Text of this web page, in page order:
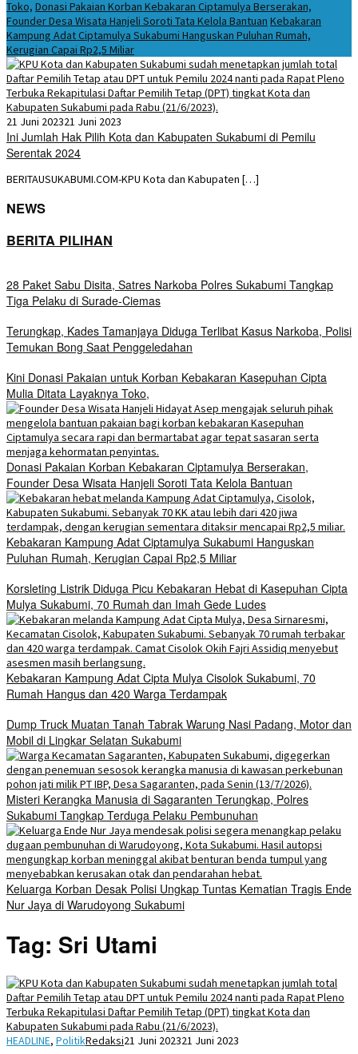
Toko, Donasi Pakaian Korban Kebakaran Ciptamulya Berserakan,
Founder Desa Wisata Hanjeli Soroti Tata Kelola Bantuan Kebakaran
Kampung Adat Ciptamulya Sukabumi Hanguskan Puluhan Rumah,
Kerugian Capai Rp2,5 Miliar
21 Juni 202321 Juni 2023
Ini Jumlah Hak Pilih Kota dan Kabupaten Sukabumi di Pemilu
Serentak 2024
BERITAUSUKABUMI.COM-KPU Kota dan Kabupaten […]
NEWS
BERITA PILIHAN
28 Paket Sabu Disita, Satres Narkoba Polres Sukabumi Tangkap
Tiga Pelaku di Surade-Ciemas
Terungkap, Kades Tamanjaya Diduga Terlibat Kasus Narkoba, Polisi
Temukan Bong Saat Penggeledahan
Kini Donasi Pakaian untuk Korban Kebakaran Kasepuhan Cipta
Mulia Ditata Layaknya Toko,
Donasi Pakaian Korban Kebakaran Ciptamulya Berserakan,
Founder Desa Wisata Hanjeli Soroti Tata Kelola Bantuan
Kebakaran Kampung Adat Ciptamulya Sukabumi Hanguskan
Puluhan Rumah, Kerugian Capai Rp2,5 Miliar
Korsleting Listrik Diduga Picu Kebakaran Hebat di Kasepuhan Cipta
Mulya Sukabumi, 70 Rumah dan Imah Gede Ludes
Kebakaran Kampung Adat Cipta Mulya Cisolok Sukabumi, 70
Rumah Hangus dan 420 Warga Terdampak
Dump Truck Muatan Tanah Tabrak Warung Nasi Padang, Motor dan
Mobil di Lingkar Selatan Sukabumi
Misteri Kerangka Manusia di Sagaranten Terungkap, Polres
Sukabumi Tangkap Terduga Pelaku Pembunuhan
Keluarga Korban Desak Polisi Ungkap Tuntas Kematian Tragis Ende
Nur Jaya di Warudoyong Sukabumi
Tag: Sri Utami
HEADLINE, PolitikRedaksi21 Juni 202321 Juni 2023